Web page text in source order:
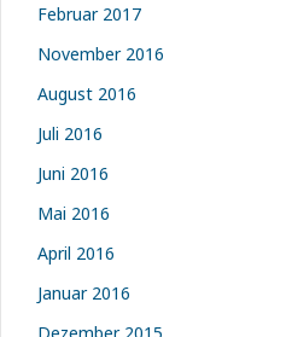
Februar 2017
November 2016
August 2016
Juli 2016
Juni 2016
Mai 2016
April 2016
Januar 2016